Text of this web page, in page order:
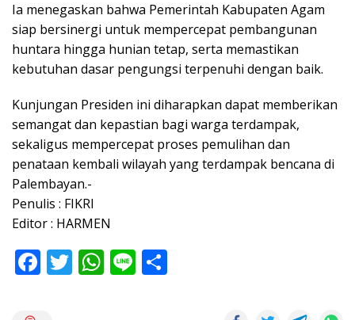
Ia menegaskan bahwa Pemerintah Kabupaten Agam
siap bersinergi untuk mempercepat pembangunan
huntara hingga hunian tetap, serta memastikan
kebutuhan dasar pengungsi terpenuhi dengan baik.
Kunjungan Presiden ini diharapkan dapat memberikan
semangat dan kepastian bagi warga terdampak,
sekaligus mempercepat proses pemulihan dan
penataan kembali wilayah yang terdampak bencana di
Palembayan.-
Penulis : FIKRI
Editor : HARMEN
F T W Li